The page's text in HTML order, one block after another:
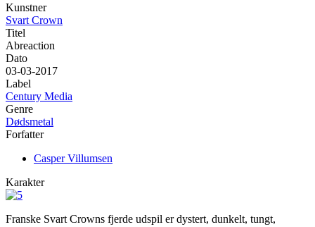
Kunstner
Svart Crown
Titel
Abreaction
Dato
03-03-2017
Label
Century Media
Genre
Dødsmetal
Forfatter
Casper Villumsen
Karakter
Franske Svart Crowns fjerde udspil er dystert, dunkelt, tungt,